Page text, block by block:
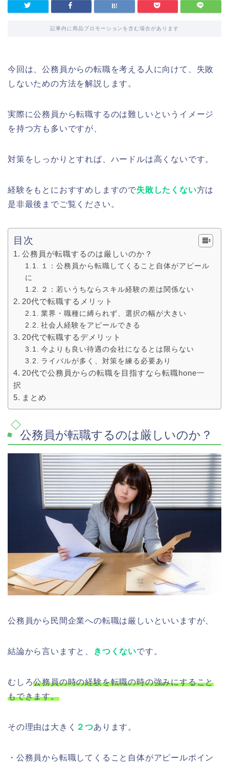
記事内に商品プロモーションを含む場合があります
今回は、公務員からの転職を考える人に向けて、失敗
しないための方法を解説します。
実際に公務員から転職するのは難しいというイメージ
を持つ方も多いですが、
対策をしっかりとすれば、ハードルは高くないです。
経験をもとにおすすめしますので失敗したくない方は
是非最後までご覧ください。
目次
公務員が転職するのは厳しいのか？
１：公務員から転職してくること自体がアピール
に
２：若いうちならスキル経験の差は関係ない
20代で転職するメリット
業界・職種に縛られず、選択の幅が大きい
社会人経験をアピールできる
20代で転職するデメリット
今よりも良い待遇の会社になるとは限らない
ライバルが多く、対策を練る必要あり
20代で公務員からの転職を目指すなら転職hone一
択
まとめ
公務員が転職するのは厳しいのか？
公務員から民間企業への転職は厳しいといいますが、
結論から言いますと、 きつくないです。
むしろ公務員の時の経験を転職の時の強みにすること
もできます。
その理由は大きく ２つあります。
・公務員から転職してくること自体がアピールポイン